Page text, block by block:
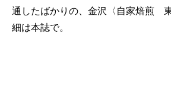
通したばかりの、金沢〈自家焙煎
細は本誌で。